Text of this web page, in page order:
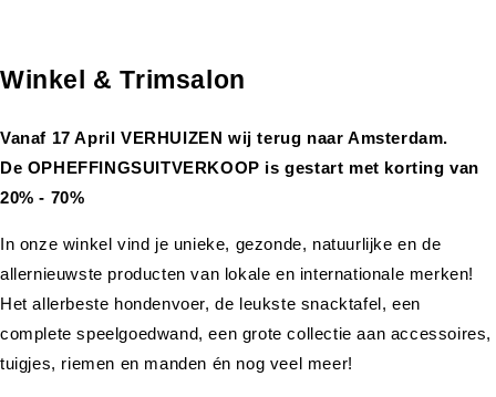
Winkel & Trimsalon
Vanaf 17 April VERHUIZEN wij terug naar Amsterdam.
De OPHEFFINGSUITVERKOOP is gestart met korting van
20% - 70%
In onze winkel vind je unieke, gezonde, natuurlijke en de
allernieuwste producten van lokale en internationale merken!
Het allerbeste hondenvoer, de leukste snacktafel, een
complete speelgoedwand, een grote collectie aan accessoires,
tuigjes, riemen en manden én nog veel meer!